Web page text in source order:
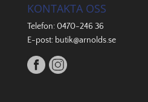
KONTAKTA OSS
Telefon:0470-246 36
E-post: butik@arnolds.se